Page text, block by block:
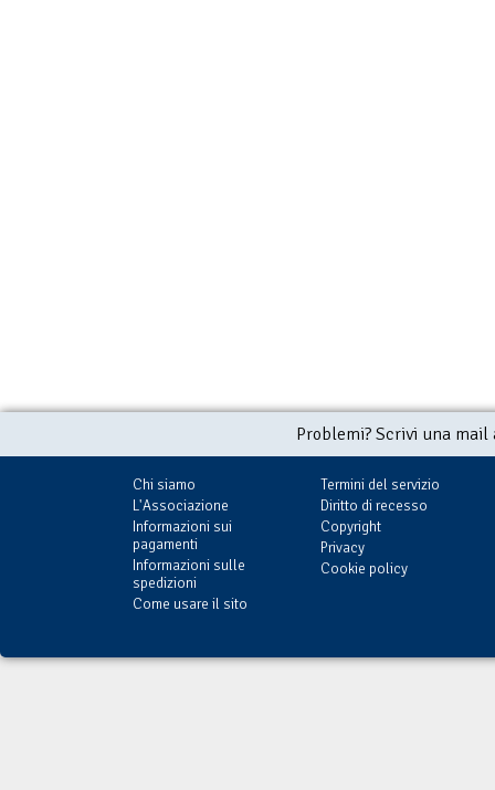
Problemi? Scrivi una
Chi siamo
L'Associazione
Informazioni sui
pagamenti
Informazioni sulle
spedizioni
Come usare il sito
Termini del servizio
Diritto di recesso
Copyright
Privacy
Cookie policy